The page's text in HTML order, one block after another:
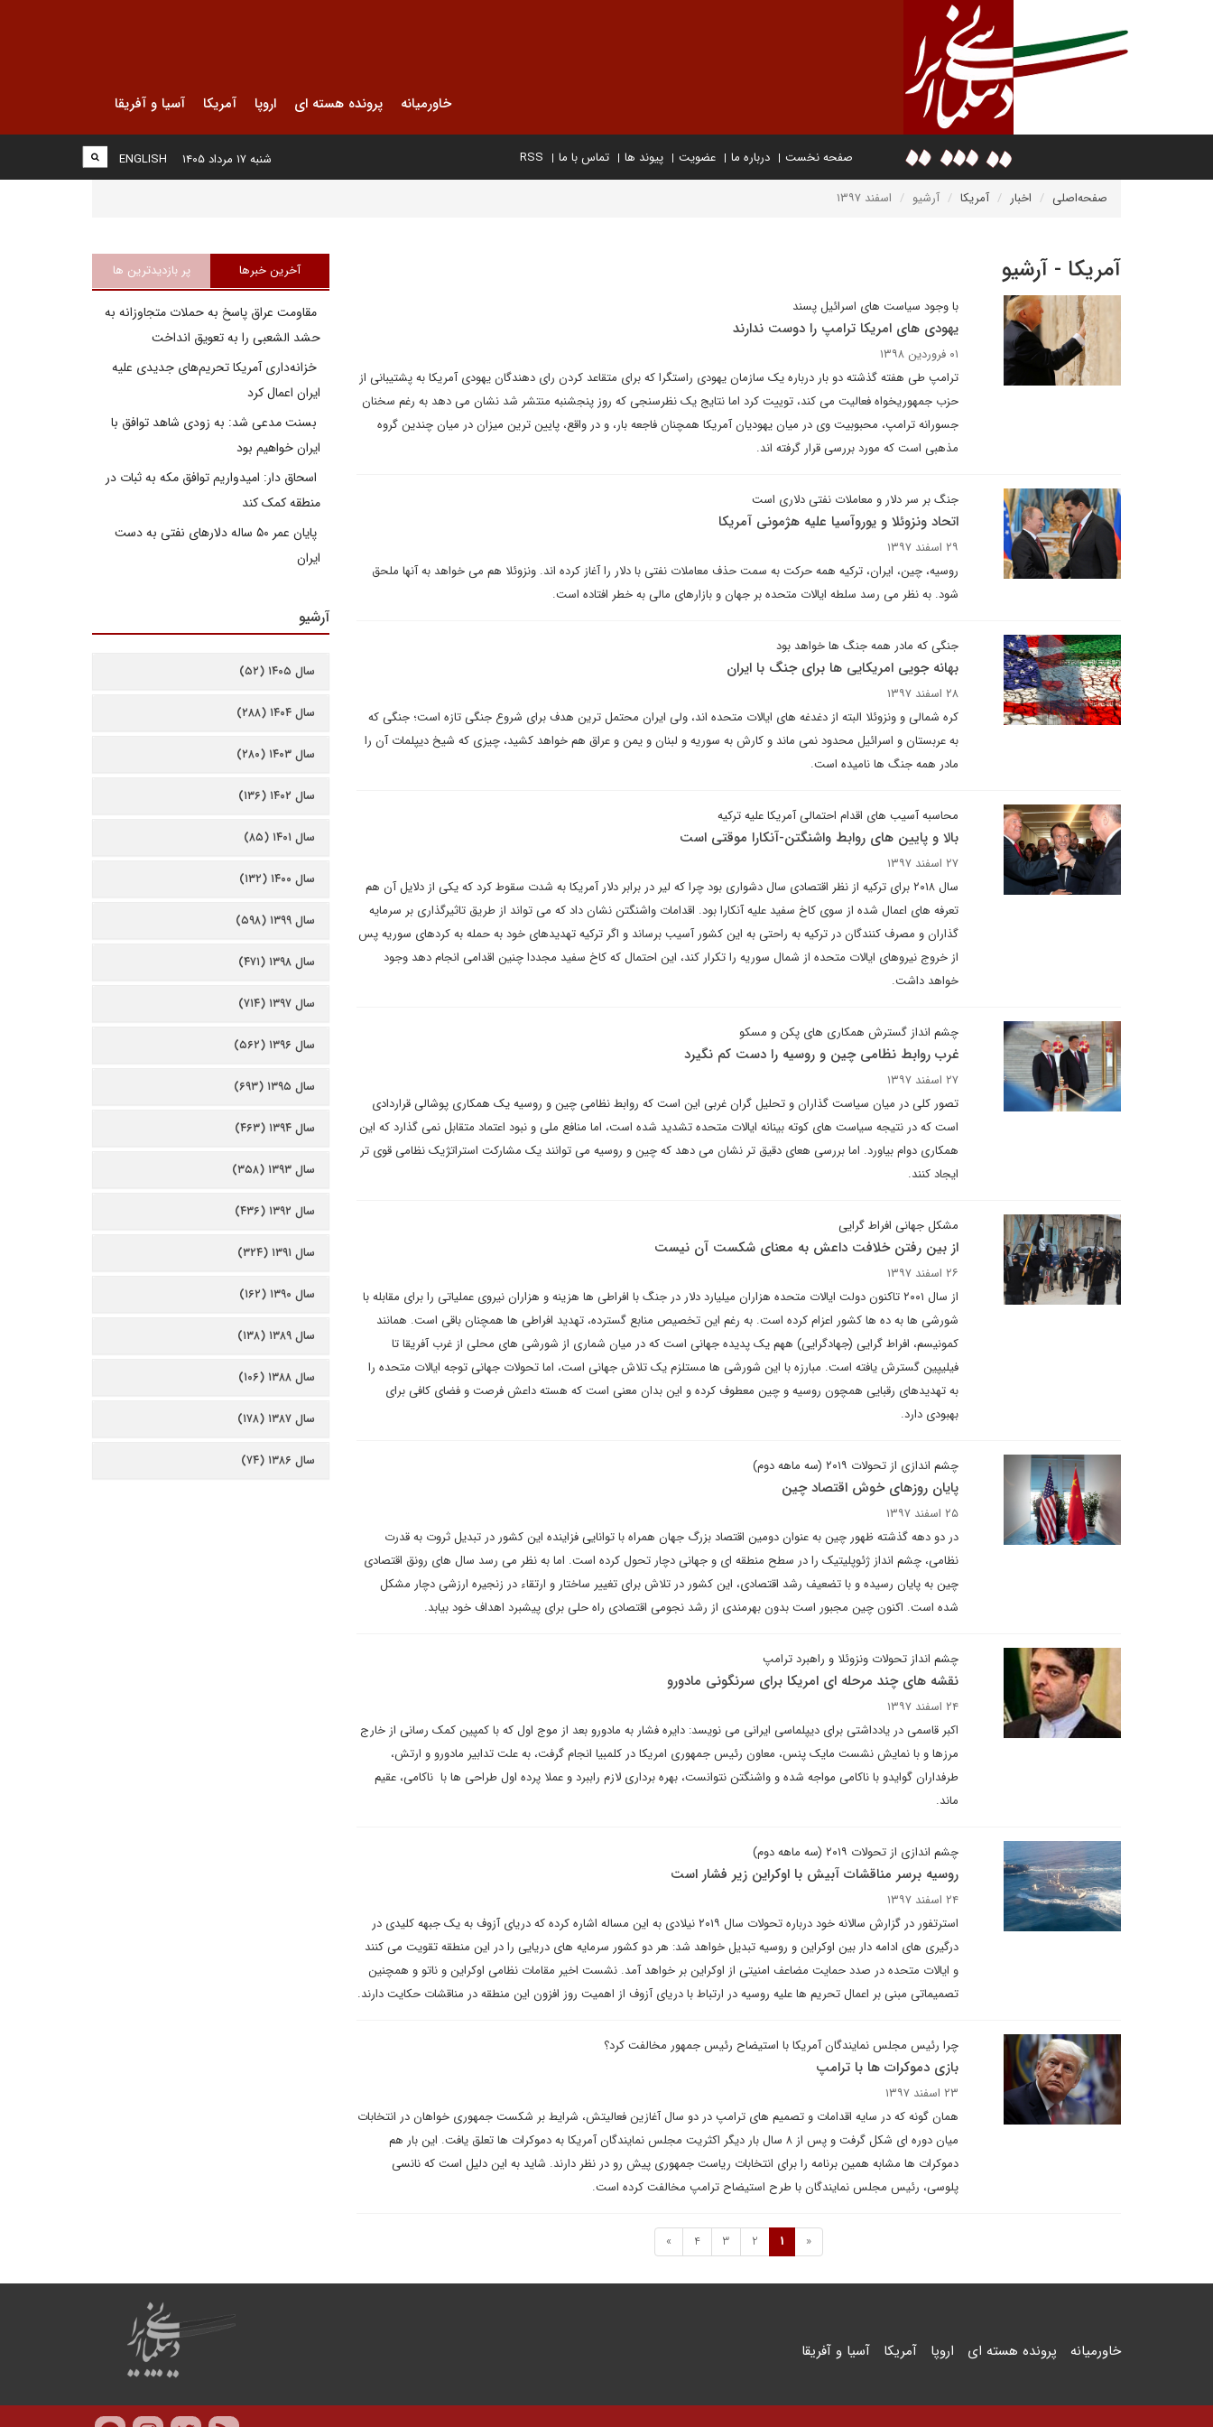
خاورمیانه پرونده هسته ای اروپا آمریکا آسیا و آفریقا
صفحه نخست درباره ما عضویت پیوند ها تماس با ما RSS
ENGLISH شنبه ۱۷ مرداد ۱۴۰۵
صفحه‌اصلی اخبار آمریکا آرشیو اسفند ۱۳۹۷
آمریکا - آرشیو
با وجود سیاست های اسرائیل پسند
یهودی های امریکا ترامپ را دوست ندارند
۰۱ فروردین ۱۳۹۸
ترامپ طی هفته گذشته دو بار درباره یک سازمان یهودی راستگرا که برای متقاعد کردن رای دهندگان یهودی آمریکا به پشتیبانی از
حزب جمهوریخواه فعالیت می کند، توییت کرد اما نتایج یک نظرسنجی که روز پنجشنبه منتشر شد نشان می دهد به رغم سخنان
جسورانه ترامپ، محبوبیت وی در میان یهودیان آمریکا همچنان فاجعه بار، و در واقع، پایین ترین میزان در میان چندین گروه
مذهبی است که مورد بررسی قرار گرفته اند.
جنگ بر سر دلار و معاملات نفتی دلاری است
اتحاد ونزوئلا و یوروآسیا علیه هژمونی آمریکا
۲۹ اسفند ۱۳۹۷
روسیه، چین، ایران، ترکیه همه حرکت به سمت حذف معاملات نفتی با دلار را آغاز کرده اند. ونزوئلا هم می خواهد به آنها ملحق
شود. به نظر می رسد سلطه ایالات متحده بر جهان و بازارهای مالی به خطر افتاده است.
جنگی که مادر همه جنگ ها خواهد بود
بهانه جویی امریکایی ها برای جنگ با ایران
۲۸ اسفند ۱۳۹۷
کره شمالی و ونزوئلا البته از دغدغه های ایالات متحده اند، ولی ایران محتمل ترین هدف برای شروع جنگی تازه است؛ جنگی که
به عربستان و اسرائیل محدود نمی ماند و کارش به سوریه و لبنان و یمن و عراق هم خواهد کشید، چیزی که شیخ دیپلمات آن را
مادر همه جنگ ها نامیده است.
محاسبه آسیب های اقدام احتمالی آمریکا علیه ترکیه
بالا و پایین های روابط واشنگتن-آنکارا موقتی است
۲۷ اسفند ۱۳۹۷
سال ۲۰۱۸ برای ترکیه از نظر اقتصادی سال دشواری بود چرا که لیر در برابر دلار آمریکا به شدت سقوط کرد که یکی از دلایل آن هم
تعرفه های اعمال شده از سوی کاخ سفید علیه آنکارا بود. اقدامات واشنگتن نشان داد که می تواند از طریق تاثیرگذاری بر سرمایه
گذاران و مصرف کنندگان در ترکیه به راحتی به این کشور آسیب برساند و اگر ترکیه تهدیدهای خود به حمله به کردهای سوریه پس
از خروج نیروهای ایالات متحده از شمال سوریه را تکرار کند، این احتمال که کاخ سفید مجددا چنین اقدامی انجام دهد وجود
خواهد داشت.
چشم انداز گسترش همکاری های پکن و مسکو
غرب روابط نظامی چین و روسیه را دست کم نگیرد
۲۷ اسفند ۱۳۹۷
تصور کلی در میان سیاست گذاران و تحلیل گران غربی این است که روابط نظامی چین و روسیه یک همکاری پوشالی قراردادی
است که در نتیجه سیاست های کوته بینانه ایالات متحده تشدید شده است، اما منافع ملی و نبود اعتماد متقابل نمی گذارد که این
همکاری دوام بیاورد. اما بررسی هعای دقیق تر نشان می دهد که چین و روسیه می توانند یک مشارکت استراتژیک نظامی قوی تر
ایجاد کنند.
مشکل جهانی افراط گرایی
از بین رفتن خلافت داعش به معنای شکست آن نیست
۲۶ اسفند ۱۳۹۷
از سال ۲۰۰۱ تاکنون دولت ایالات متحده هزاران میلیارد دلار در جنگ با افراطی ها هزینه و هزاران نیروی عملیاتی را برای مقابله با
شورشی ها به ده ها کشور اعزام کرده است. به رغم این تخصیص منابع گسترده، تهدید افراطی ها همچنان باقی است. همانند
کمونیسم، افراط گرایی (جهادگرایی) ههم یک پدیده جهانی است که در میان شماری از شورشی های محلی از غرب آفریقا تا
فیلیپین گسترش یافته است. مبارزه با این شورشی ها مستلزم یک تلاش جهانی است، اما تحولات جهانی توجه ایالات متحده را
به تهدیدهای رقبایی همچون روسیه و چین معطوف کرده و این بدان معنی است که هسته داعش فرصت و فضای کافی برای
بهبودی دارد.
چشم اندازی از تحولات ۲۰۱۹ (سه ماهه دوم)
پایان روزهای خوش اقتصاد چین
۲۵ اسفند ۱۳۹۷
در دو دهه گذشته ظهور چین به عنوان دومین اقتصاد بزرگ جهان همراه با توانایی فزاینده این کشور در تبدیل ثروت به قدرت
نظامی، چشم انداز ژئوپلیتیک را در سطح منطقه ای و جهانی دچار تحول کرده است. اما به نظر می رسد سال های رونق اقتصادی
چین به پایان رسیده و با تضعیف رشد اقتصادی، این کشور در تلاش برای تغییر ساختار و ارتقاء در زنجیره ارزشی دچار مشکل
شده است. اکنون چین مجبور است بدون بهرمندی از رشد نجومی اقتصادی راه حلی برای پیشبرد اهداف خود بیابد.
چشم انداز تحولات ونزوئلا و راهبرد ترامپ
نقشه های چند مرحله ای امریکا برای سرنگونی مادورو
۲۴ اسفند ۱۳۹۷
اکبر قاسمی در یادداشتی برای دیپلماسی ایرانی می نویسد: دایره فشار به مادورو بعد از موج اول که با کمپین کمک رسانی از خارج
مرزها و با نمایش نشست مایک پنس، معاون رئیس جمهوری امریکا در کلمبیا انجام گرفت، به علت تدابیر مادورو و ارتش،
طرفداران گوایدو با ناکامی مواجه شده و واشنگتن نتوانست، بهره برداری لازم راببرد و عملا پرده اول طراحی ها با ناکامی، عقیم
ماند.
چشم اندازی از تحولات ۲۰۱۹ (سه ماهه دوم)
روسیه برسر مناقشات آبیش با اوکراین زیر فشار است
۲۴ اسفند ۱۳۹۷
استرتفور در گزارش سالانه خود درباره تحولات سال ۲۰۱۹ نیلادی به این مساله اشاره کرده که دریای آزوف به یک جبهه کلیدی در
درگیری های ادامه دار بین اوکراین و روسیه تبدیل خواهد شد: هر دو کشور سرمایه های دریایی را در این منطقه تقویت می کنند
و ایالات متحده در صدد حمایت مضاعف امنیتی از اوکراین بر خواهد آمد. نشست اخیر مقامات نظامی اوکراین و ناتو و همچنین
تصمیماتی مبنی بر اعمال تحریم ها علیه روسیه در ارتباط با دریای آزوف از اهمیت روز افزون این منطقه در مناقشات حکایت دارند.
چرا رئیس مجلس نمایندگان آمریکا با استیضاح رئیس جمهور مخالفت کرد؟
بازی دموکرات ها با ترامپ
۲۳ اسفند ۱۳۹۷
همان گونه که در سایه اقدامات و تصمیم های ترامپ در دو سال آغازین فعالیتش، شرایط بر شکست جمهوری خواهان در انتخابات
میان دوره ای شکل گرفت و پس از ۸ سال بار دیگر اکثریت مجلس نمایندگان آمریکا به دموکرات ها تعلق یافت. این بار هم
دموکرات ها مشابه همین برنامه را برای انتخابات ریاست جمهوری پیش رو در نظر دارند. شاید به این دلیل است که نانسی
پلوسی، رئیس مجلس نمایندگان با طرح استیضاح ترامپ مخالفت کرده است.
«
1
2
3
4
»
آخرین خبرها پر بازدیدترین ها
مقاومت عراق پاسخ به حملات متجاوزانه به
حشد الشعبی را به تعویق انداخت
خزانه‌داری آمریکا تحریم‌های جدیدی علیه
ایران اعمال کرد
بسنت مدعی شد: به زودی شاهد توافق با
ایران خواهیم بود
اسحاق دار: امیدواریم توافق مکه به ثبات در
منطقه کمک کند
پایان عمر ۵۰ ساله دلارهای نفتی به دست
ایران
آرشیو
سال ۱۴۰۵ (۵۲)
سال ۱۴۰۴ (۲۸۸)
سال ۱۴۰۳ (۲۸۰)
سال ۱۴۰۲ (۱۳۶)
سال ۱۴۰۱ (۸۵)
سال ۱۴۰۰ (۱۳۲)
سال ۱۳۹۹ (۵۹۸)
سال ۱۳۹۸ (۴۷۱)
سال ۱۳۹۷ (۷۱۴)
سال ۱۳۹۶ (۵۶۲)
سال ۱۳۹۵ (۶۹۳)
سال ۱۳۹۴ (۴۶۳)
سال ۱۳۹۳ (۳۵۸)
سال ۱۳۹۲ (۴۳۶)
سال ۱۳۹۱ (۳۲۴)
سال ۱۳۹۰ (۱۶۲)
سال ۱۳۸۹ (۱۳۸)
سال ۱۳۸۸ (۱۰۶)
سال ۱۳۸۷ (۱۷۸)
سال ۱۳۸۶ (۷۴)
خاورمیانه پرونده هسته ای اروپا آمریکا آسیا و آفریقا